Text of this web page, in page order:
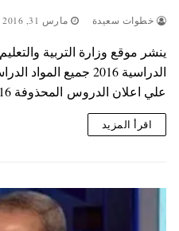
خطوات سعيدة مارس 31, 2016
ينشر موقع وزارة التربية
الدراسية 2016 جميع
علي اعلان الدروس المحذوفة 2016 الترم الثانى…
اقرأ المزيد